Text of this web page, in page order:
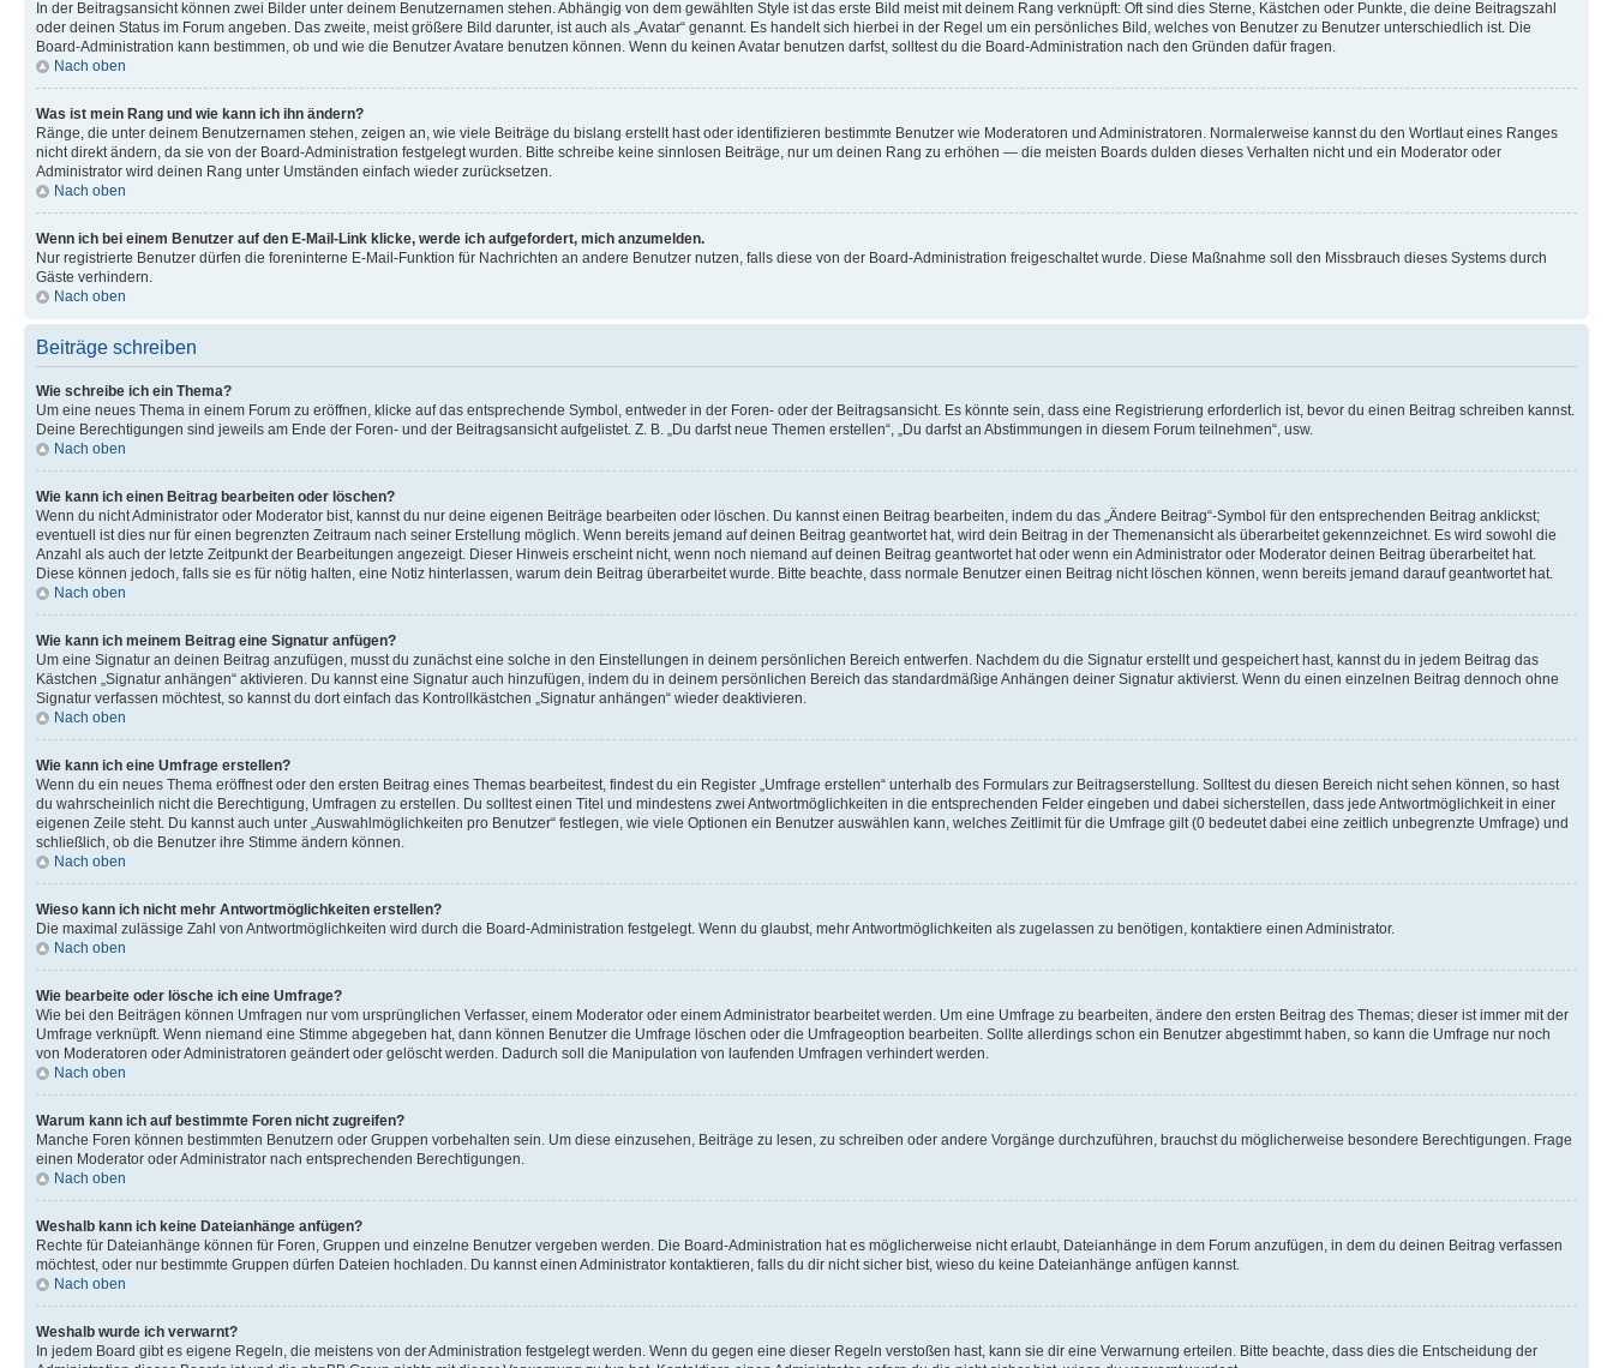
In der Beitragsansicht können zwei Bilder unter deinem Benutzernamen stehen. Abhängig von dem gewählten Style ist das erste Bild meist mit deinem Rang verknüpft: Oft sind dies Sterne, Kästchen oder Punkte, die deine Beitragszahl
oder deinen Status im Forum angeben. Das zweite, meist größere Bild darunter, ist auch als „Avatar“ genannt. Es handelt sich hierbei in der Regel um ein persönliches Bild, welches von Benutzer zu Benutzer unterschiedlich ist. Die
Board-Administration kann bestimmen, ob und wie die Benutzer Avatare benutzen können. Wenn du keinen Avatar benutzen darfst, solltest du die Board-Administration nach den Gründen dafür fragen.
Nach oben
Was ist mein Rang und wie kann ich ihn ändern?
Ränge, die unter deinem Benutzernamen stehen, zeigen an, wie viele Beiträge du bislang erstellt hast oder identifizieren bestimmte Benutzer wie Moderatoren und Administratoren. Normalerweise kannst du den Wortlaut eines Ranges
nicht direkt ändern, da sie von der Board-Administration festgelegt wurden. Bitte schreibe keine sinnlosen Beiträge, nur um deinen Rang zu erhöhen — die meisten Boards dulden dieses Verhalten nicht und ein Moderator oder
Administrator wird deinen Rang unter Umständen einfach wieder zurücksetzen.
Nach oben
Wenn ich bei einem Benutzer auf den E-Mail-Link klicke, werde ich aufgefordert, mich anzumelden.
Nur registrierte Benutzer dürfen die foreninterne E-Mail-Funktion für Nachrichten an andere Benutzer nutzen, falls diese von der Board-Administration freigeschaltet wurde. Diese Maßnahme soll den Missbrauch dieses Systems durch
Gäste verhindern.
Nach oben
Beiträge schreiben
Wie schreibe ich ein Thema?
Um eine neues Thema in einem Forum zu eröffnen, klicke auf das entsprechende Symbol, entweder in der Foren- oder der Beitragsansicht. Es könnte sein, dass eine Registrierung erforderlich ist, bevor du einen Beitrag schreiben kannst.
Deine Berechtigungen sind jeweils am Ende der Foren- und der Beitragsansicht aufgelistet. Z. B. „Du darfst neue Themen erstellen“, „Du darfst an Abstimmungen in diesem Forum teilnehmen“, usw.
Nach oben
Wie kann ich einen Beitrag bearbeiten oder löschen?
Wenn du nicht Administrator oder Moderator bist, kannst du nur deine eigenen Beiträge bearbeiten oder löschen. Du kannst einen Beitrag bearbeiten, indem du das „Ändere Beitrag“-Symbol für den entsprechenden Beitrag anklickst;
eventuell ist dies nur für einen begrenzten Zeitraum nach seiner Erstellung möglich. Wenn bereits jemand auf deinen Beitrag geantwortet hat, wird dein Beitrag in der Themenansicht als überarbeitet gekennzeichnet. Es wird sowohl die
Anzahl als auch der letzte Zeitpunkt der Bearbeitungen angezeigt. Dieser Hinweis erscheint nicht, wenn noch niemand auf deinen Beitrag geantwortet hat oder wenn ein Administrator oder Moderator deinen Beitrag überarbeitet hat.
Diese können jedoch, falls sie es für nötig halten, eine Notiz hinterlassen, warum dein Beitrag überarbeitet wurde. Bitte beachte, dass normale Benutzer einen Beitrag nicht löschen können, wenn bereits jemand darauf geantwortet hat.
Nach oben
Wie kann ich meinem Beitrag eine Signatur anfügen?
Um eine Signatur an deinen Beitrag anzufügen, musst du zunächst eine solche in den Einstellungen in deinem persönlichen Bereich entwerfen. Nachdem du die Signatur erstellt und gespeichert hast, kannst du in jedem Beitrag das
Kästchen „Signatur anhängen“ aktivieren. Du kannst eine Signatur auch hinzufügen, indem du in deinem persönlichen Bereich das standardmäßige Anhängen deiner Signatur aktivierst. Wenn du einen einzelnen Beitrag dennoch ohne
Signatur verfassen möchtest, so kannst du dort einfach das Kontrollkästchen „Signatur anhängen“ wieder deaktivieren.
Nach oben
Wie kann ich eine Umfrage erstellen?
Wenn du ein neues Thema eröffnest oder den ersten Beitrag eines Themas bearbeitest, findest du ein Register „Umfrage erstellen“ unterhalb des Formulars zur Beitragserstellung. Solltest du diesen Bereich nicht sehen können, so hast
du wahrscheinlich nicht die Berechtigung, Umfragen zu erstellen. Du solltest einen Titel und mindestens zwei Antwortmöglichkeiten in die entsprechenden Felder eingeben und dabei sicherstellen, dass jede Antwortmöglichkeit in einer
eigenen Zeile steht. Du kannst auch unter „Auswahlmöglichkeiten pro Benutzer“ festlegen, wie viele Optionen ein Benutzer auswählen kann, welches Zeitlimit für die Umfrage gilt (0 bedeutet dabei eine zeitlich unbegrenzte Umfrage) und
schließlich, ob die Benutzer ihre Stimme ändern können.
Nach oben
Wieso kann ich nicht mehr Antwortmöglichkeiten erstellen?
Die maximal zulässige Zahl von Antwortmöglichkeiten wird durch die Board-Administration festgelegt. Wenn du glaubst, mehr Antwortmöglichkeiten als zugelassen zu benötigen, kontaktiere einen Administrator.
Nach oben
Wie bearbeite oder lösche ich eine Umfrage?
Wie bei den Beiträgen können Umfragen nur vom ursprünglichen Verfasser, einem Moderator oder einem Administrator bearbeitet werden. Um eine Umfrage zu bearbeiten, ändere den ersten Beitrag des Themas; dieser ist immer mit der
Umfrage verknüpft. Wenn niemand eine Stimme abgegeben hat, dann können Benutzer die Umfrage löschen oder die Umfrageoption bearbeiten. Sollte allerdings schon ein Benutzer abgestimmt haben, so kann die Umfrage nur noch
von Moderatoren oder Administratoren geändert oder gelöscht werden. Dadurch soll die Manipulation von laufenden Umfragen verhindert werden.
Nach oben
Warum kann ich auf bestimmte Foren nicht zugreifen?
Manche Foren können bestimmten Benutzern oder Gruppen vorbehalten sein. Um diese einzusehen, Beiträge zu lesen, zu schreiben oder andere Vorgänge durchzuführen, brauchst du möglicherweise besondere Berechtigungen. Frage
einen Moderator oder Administrator nach entsprechenden Berechtigungen.
Nach oben
Weshalb kann ich keine Dateianhänge anfügen?
Rechte für Dateianhänge können für Foren, Gruppen und einzelne Benutzer vergeben werden. Die Board-Administration hat es möglicherweise nicht erlaubt, Dateianhänge in dem Forum anzufügen, in dem du deinen Beitrag verfassen
möchtest, oder nur bestimmte Gruppen dürfen Dateien hochladen. Du kannst einen Administrator kontaktieren, falls du dir nicht sicher bist, wieso du keine Dateianhänge anfügen kannst.
Nach oben
Weshalb wurde ich verwarnt?
In jedem Board gibt es eigene Regeln, die meistens von der Administration festgelegt werden. Wenn du gegen eine dieser Regeln verstoßen hast, kann sie dir eine Verwarnung erteilen. Bitte beachte, dass dies die Entscheidung der